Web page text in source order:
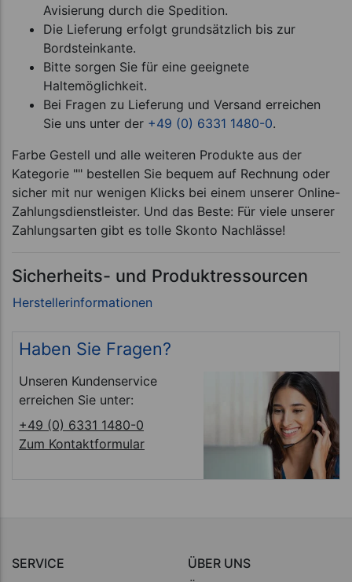
Avisierung durch die Spedition.
Die Lieferung erfolgt grundsätzlich bis zur
Bordsteinkante.
Bitte sorgen Sie für eine geeignete
Haltemöglichkeit.
Bei Fragen zu Lieferung und Versand erreichen
Sie uns unter der +49 (0) 6331 1480-0.
Farbe Gestell und alle weiteren Produkte aus der
Kategorie "" bestellen Sie bequem auf Rechnung oder
sicher mit nur wenigen Klicks bei einem unserer Online-
Zahlungsdienstleister. Und das Beste: Für viele unserer
Zahlungsarten gibt es tolle Skonto Nachlässe!
Sicherheits- und Produktressourcen
Haben Sie Fragen?
Unseren Kundenservice
erreichen Sie unter:
+49 (0) 6331 1480-0
Zum Kontaktformular
SERVICE
ÜBER UNS